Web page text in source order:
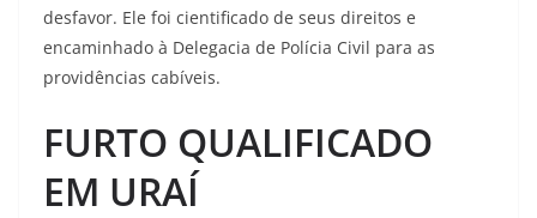
desfavor. Ele foi cientificado de seus direitos e
encaminhado à Delegacia de Polícia Civil para as
providências cabíveis.
FURTO QUALIFICADO
EM URAÍ